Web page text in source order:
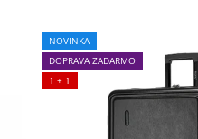
NOVINKA
DOPRAVA ZADARMO
1 + 1